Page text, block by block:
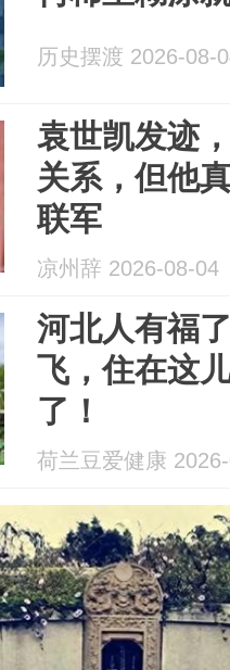
历史摆渡 2026-08-
袁世凯发迹
关系，但他
联军
凉州辞 2026-08-04
河北人有福
飞，住在这
了！
荷兰豆爱健康